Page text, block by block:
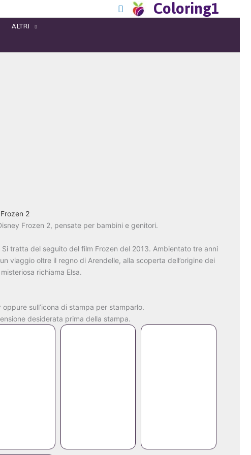
Coloring1
ALTRI
2
Frozen 2, pensate per bambini e genitori.
tratta del seguito del film Frozen del 2013. Ambientato tre anni
viaggio oltre il regno di Arendelle, alla scoperta dell’origine dei
richiama Elsa.
sull’icona di stampa per stamparlo.
desiderata prima della stampa.